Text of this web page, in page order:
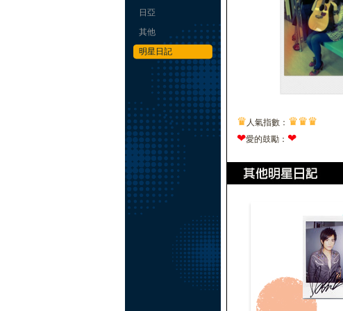
日亞
其他
明星日記
♛ 人氣指數： ♛♛♛
❤愛的鼓勵： ❤